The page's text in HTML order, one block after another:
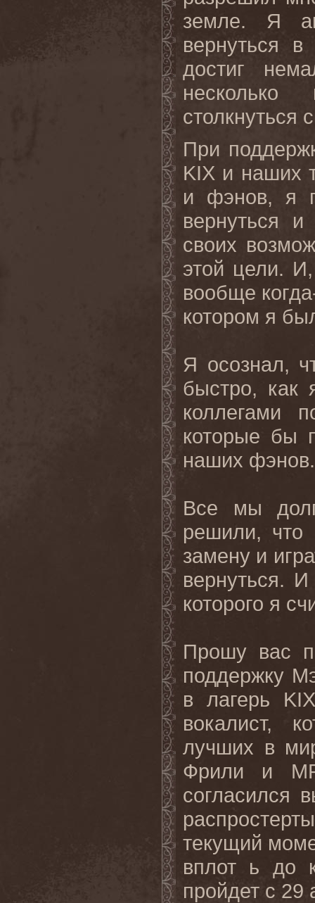
земле. Я
вернуться
достиг
столкнуться
При
KIX и наших
и фэнов, я
вернуться
своих
этой цели.
вообще
котором я
Я осознал,
быстро, как
коллегами
которые бы
наших фэнов.
Все мы
решили, что
замену и
вернуться. И
которого я
Прошу вас
поддержку
в лагерь
вокалист,
лучших в
Фрили и
согласился
текущий
вплот ь до
пройдет с 29